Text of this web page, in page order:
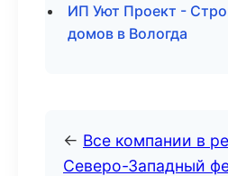
ИП Уют Проект -
домов в Вологда
← Все компании в
Северо-Западный